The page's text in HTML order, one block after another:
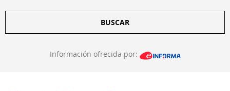
BUSCAR
Información ofrecida por: